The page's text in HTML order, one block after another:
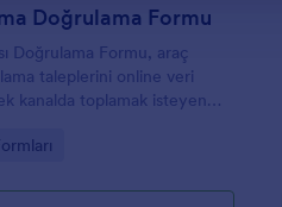
Doğrulama Formu
Doğrulama Formu, araç
taleplerini online veri
kanalda toplamak isteyen
bir çözümdür.